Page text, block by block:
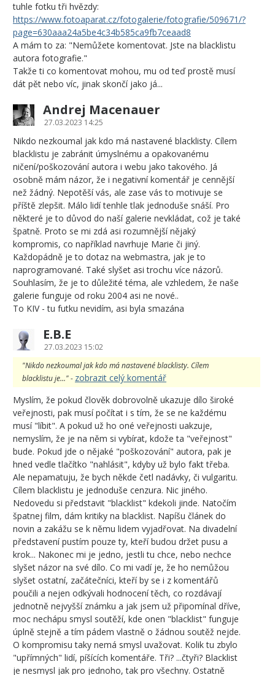
tuhle fotku tři hvězdy:
https://www.fotoaparat.cz/fotogalerie/fotografie/509671/?
page=630aaa24a5be4c34b585ca9fb7ceaad8
A mám to za: "Nemůžete komentovat. Jste na blacklistu
autora fotografie."
Takže ti co komentovat mohou, mu od teď prostě musí
dát pět nebo víc, jinak skončí jako já...
Andrej Macenauer
27.03.2023 14:25
Nikdo nezkoumal jak kdo má nastavené blacklisty. Cílem
blacklistu je zabránit úmyslnému a opakovanému
ničení/poškozování autora i webu jako takového. Já
osobně mám názor, že i negativní komentář je cennější
než žádný. Nepotěší vás, ale zase vás to motivuje se
příště zlepšit. Málo lidí tenhle tlak jednoduše snáší. Pro
některé je to důvod do naší galerie nevkládat, což je také
špatně. Proto se mi zdá asi rozumnější nějaký
kompromis, co například navrhuje Marie či jiný.
Každopádně je to dotaz na webmastra, jak je to
naprogramované. Také slyšet asi trochu více názorů.
Souhlasím, že je to důležité téma, ale vzhledem, že naše
galerie funguje od roku 2004 asi ne nové..
To KIV - tu futku nevidím, asi byla smazána
E.B.E
27.03.2023 15:02
"Nikdo nezkoumal jak kdo má nastavené blacklisty. Cílem
blacklistu je..." - zobrazit celý komentář
Myslím, že pokud člověk dobrovolně ukazuje dílo široké
veřejnosti, pak musí počítat i s tím, že se ne každému
musí "líbit". A pokud už ho oné veřejnosti uakzuje,
nemyslím, že je na něm si vybírat, kdože ta "veřejnost"
bude. Pokud jde o nějaké "poškozování" autora, pak je
hned vedle tlačítko "nahlásit", kdyby už bylo fakt třeba.
Ale nepamatuju, že bych někde četl nadávky, či vulgaritu.
Cílem blacklistu je jednoduše cenzura. Nic jiného.
Nedovedu si představit "blacklist" kdekoli jinde. Natočím
špatnej film, dám kritiky na blacklist. Napíšu článek do
novin a zakážu se k němu lidem vyjadřovat. Na divadelní
představení pustím pouze ty, kteří budou držet pusu a
krok... Nakonec mi je jedno, jestli tu chce, nebo nechce
slyšet názor na své dílo. Co mi vadí je, že ho nemůžou
slyšet ostatní, začátečníci, kteří by se i z komentářů
poučili a nejen odkývali hodnocení těch, co rozdávají
jednotně nejvyšší známku a jak jsem už připomínal dříve,
moc nechápu smysl soutěží, kde onen "blacklist" funguje
úplně stejně a tím pádem vlastně o žádnou soutěž nejde.
O kompromisu taky nemá smysl uvažovat. Kolik tu zbylo
"upřímných" lidí, píšících komentáře. Tři? ...čtyři? Blacklist
je nesmysl jak pro jednoho, tak pro všechny. Ostatně